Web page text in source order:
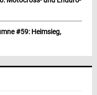
#59: Heimsieg,